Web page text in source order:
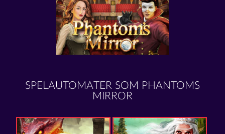
SPELAUTOMATER SOM PHANTOMS
MIRROR